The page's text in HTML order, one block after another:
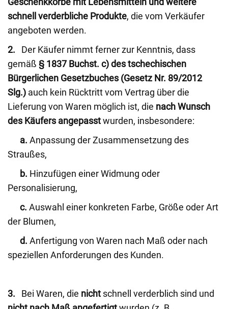
schnell verderbliche Produkte, die vom Verkäufer
angeboten werden.
2. Der Käufer nimmt ferner zur Kenntnis, dass
gemäß § 1837 Buchst. c) des tschechischen
Bürgerlichen Gesetzbuches (Gesetz Nr. 89/2012
Slg.) auch kein Rücktritt vom Vertrag über die
Lieferung von Waren möglich ist, die nach Wunsch
des Käufers angepasstwurden, insbesondere:
a. Anpassung der Zusammensetzung des
Straußes,
b. Hinzufügen einer Widmung oder
Personalisierung,
c. Auswahl einer konkreten Farbe, Größe oder Art
der Blumen,
d. Anfertigung von Waren nach Maß oder nach
speziellen Anforderungen des Kunden.
3. Bei Waren, die nicht schnell verderblich sind und